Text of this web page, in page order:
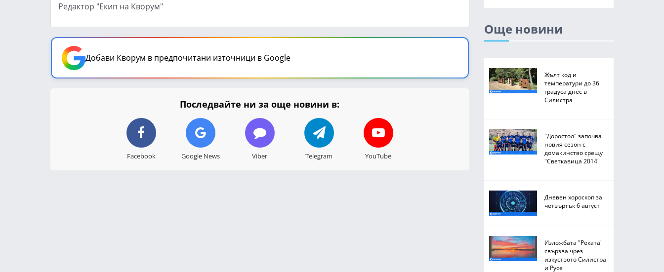
Редактор "Екип на Кворум"
Добави Кворум в предпочитани източници в Google
Последвайте ни за още новини в:
Facebook Google News Viber Telegram YouTube
Още новини
Жълт код и
температури до 36
градуса днес в
Силистра
"Доростол" започва
новия сезон с
домакинство срещу
"Светкавица 2014"
Дневен хороскоп за
четвъртък 6 август
Изложбата "Реката"
свързва чрез
изкуството Силистра
и Русе